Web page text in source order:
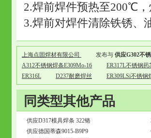
2.焊前焊件预热至200℃
3.焊前对焊件清除铁锈、
上海点固焊材有限公司 发布与 供应G302不
A312不锈钢焊条E309Mo-16
ER317L不锈钢
ER316L
D237耐磨焊丝 ER309LSi不锈钢
同类型其他产品
供应D317模具焊条 322铬
供应德国蒂森9015-B9P9